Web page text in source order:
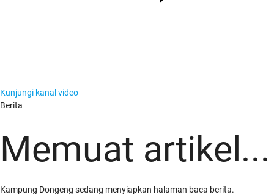
Berita
Kunjungi kanal video
Berita
Memuat artikel...
Kampung Dongeng sedang menyiapkan halaman baca berita.